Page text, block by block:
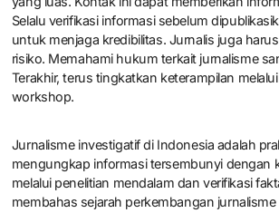
pers dan akuntabilitas.
Apa tips untuk jurnalis
terjun ke jurnalisme
Pelajari teknik investigatif yang efektif.
metode pengumpulan informasi. Gunakan
publik, dan sumber terpercaya. Kembangkan
yang luas. Kontak ini dapat memberikan